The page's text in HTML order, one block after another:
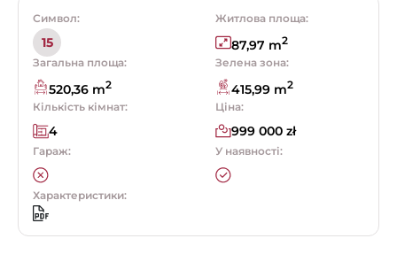
Символ:
15
Житлова площа:
87,97 m2
Загальна площа:
520,36 m2
Зелена зона:
415,99 m2
Кількість кімнат:
4
Ціна:
999 000 zł
Гараж: У наявності:
Характеристики: